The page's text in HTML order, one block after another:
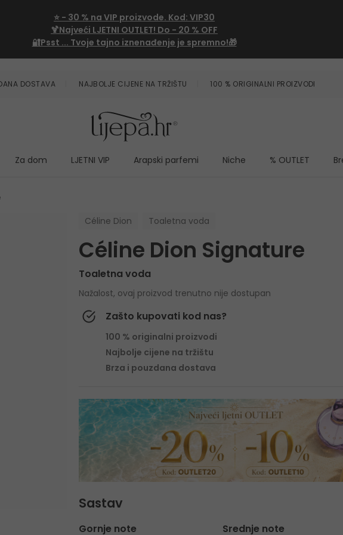
⭐ - 30 % na VIP proizvode. Kod: VIP30
🍹Najveći LJETNI OUTLET! Do - 20 % OFF
🔐Psst ... Tvoje tajno iznenađenje je spremno!🎁
DOSTAVA NAJBOLJE CIJENE NA TRŽIŠTU 100 % ORIGINALNI PROIZVODI
Za dom LJETNI VIP Arapski parfemi Niche % OUTLET
Céline Dion Toaletna voda
Céline Dion Signature
Toaletna voda
Nažalost, ovaj proizvod trenutno nije dostupan
Zašto kupovati kod nas?
100 % originalni proizvodi
Najbolje cijene na tržištu
Brza i pouzdana dostava
Sastav
Gornje note Srednje note